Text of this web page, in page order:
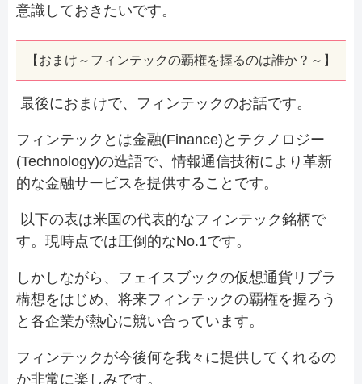
意識しておきたいです。
【おまけ～フィンテックの覇権を握るのは誰か？～】
最後におまけで、フィンテックのお話です。
フィンテックとは金融(Finance)とテクノロジー
(Technology)の造語で、情報通信技術により革新
的な金融サービスを提供することです。
以下の表は米国の代表的なフィンテック銘柄で
す。現時点では圧倒的なNo.1です。
しかしながら、フェイスブックの仮想通貨リブラ
構想をはじめ、将来フィンテックの覇権を握ろう
と各企業が熱心に競い合っています。
フィンテックが今後何を我々に提供してくれるの
か非常に楽しみです。